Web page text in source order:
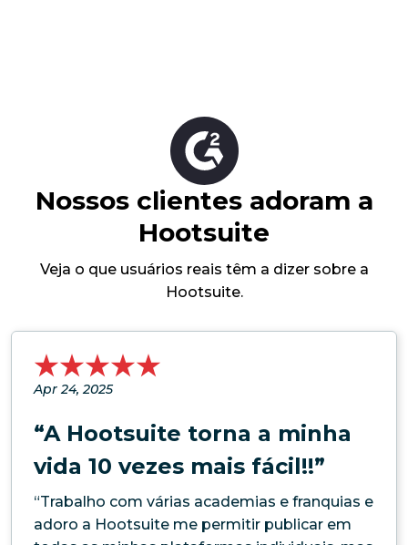
Nossos clientes adoram a
Hootsuite
Veja o que usuários reais têm a dizer sobre a
Hootsuite.
Apr 24, 2025
“A Hootsuite torna a minha
vida 10 vezes mais fácil!!”
“Trabalho com várias academias e franquias e
adoro a Hootsuite me permitir publicar em